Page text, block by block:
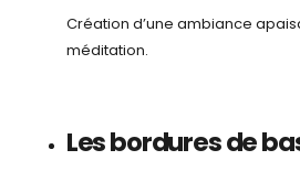
Création d’une ambiance
méditation.
Les bordures de